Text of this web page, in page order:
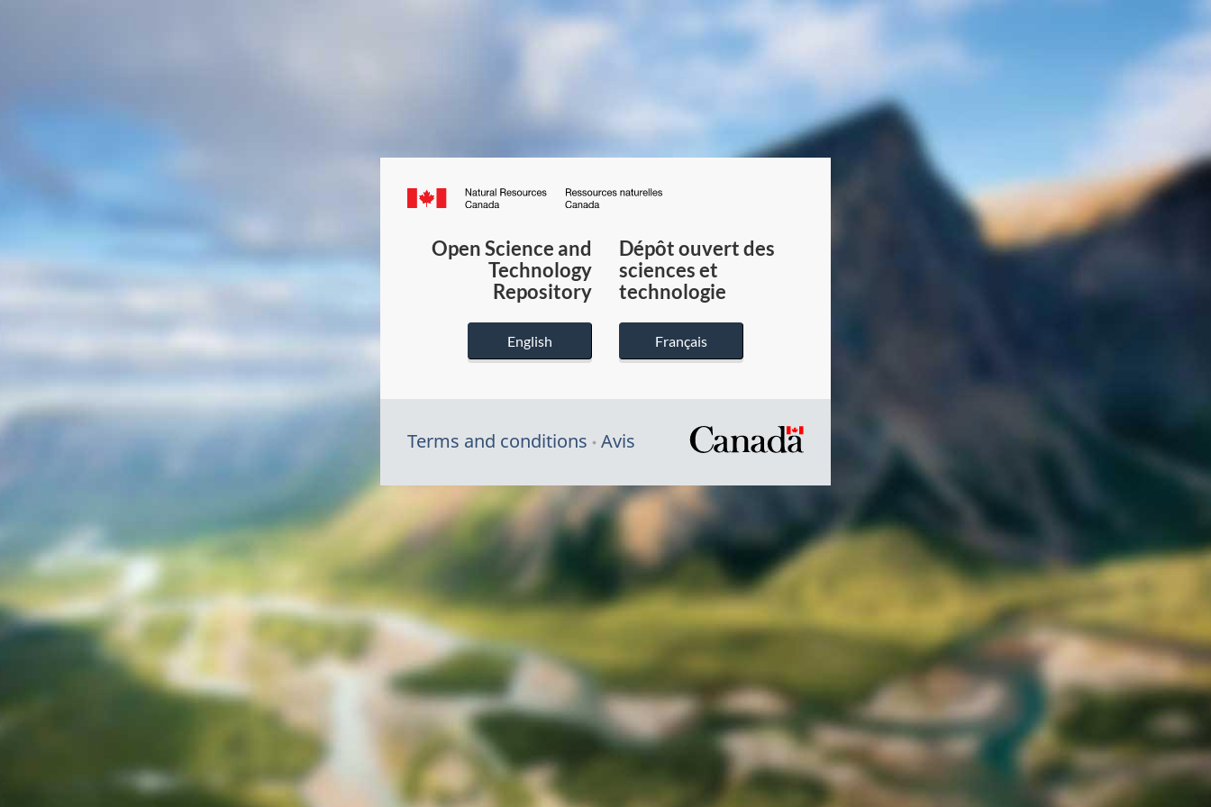
Canada.ca
du
Canada
Open Science and
Technology
Repository
English
Dépôt ouvert des
sciences et
technologie
Français
Terms and conditions Avis
/
gouvernement
du